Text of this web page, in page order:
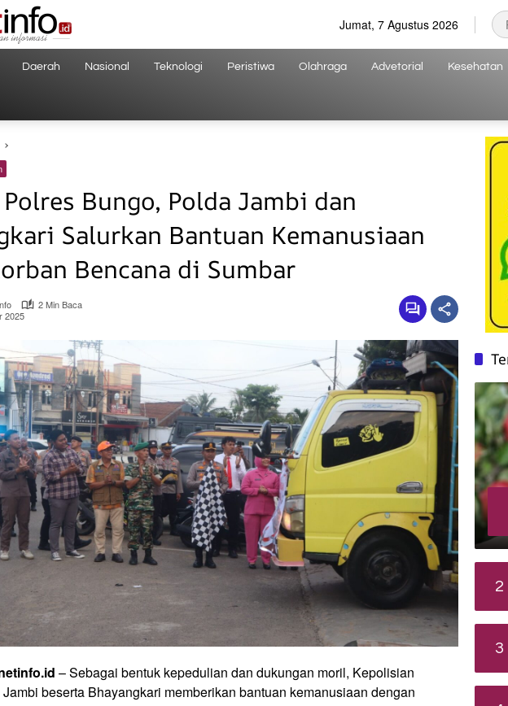
Jumat, 7 Agustus 2026
Daerah Nasional Teknologi Peristiwa Olahraga Advetorial Kesehatan
Bungo, Polda Jambi dan
Salurkan Bantuan Kemanusiaan
Bencana di Sumbar
2 Min Baca
2025
– Sebagai bentuk kepedulian dan dukungan moril, Kepolisian
beserta Bhayangkari memberikan bantuan kemanusiaan dengan
2
3